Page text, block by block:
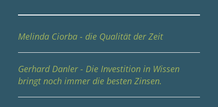
Melinda Ciorba - die Qualität der Zeit
Gerhard Danler - Die Investition in Wissen
bringt noch immer die besten Zinsen.